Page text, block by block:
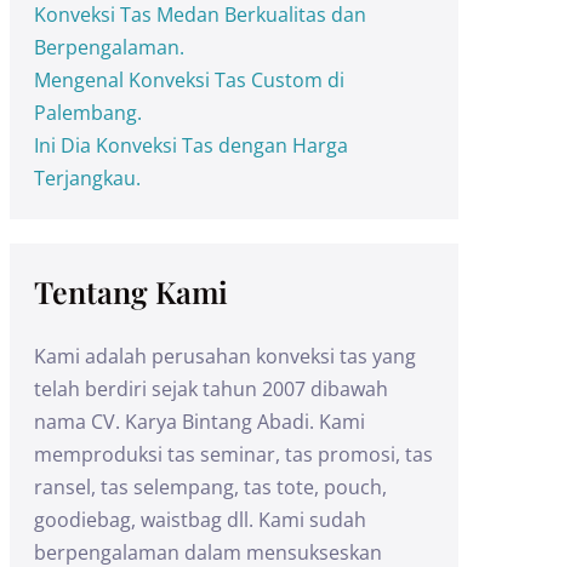
Konveksi Tas Medan Berkualitas dan
Berpengalaman.
Mengenal Konveksi Tas Custom di
Palembang.
Ini Dia Konveksi Tas dengan Harga
Terjangkau.
Tentang Kami
Kami adalah perusahan konveksi tas yang
telah berdiri sejak tahun 2007 dibawah
nama CV. Karya Bintang Abadi. Kami
memproduksi tas seminar, tas promosi, tas
ransel, tas selempang, tas tote, pouch,
goodiebag, waistbag dll. Kami sudah
berpengalaman dalam mensukseskan